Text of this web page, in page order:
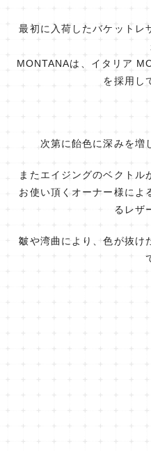
最初に入荷したバケットレ
MONTANAは、イタリア
を採用し
次第に飴色に深みを増
またエイジングのベクトル
お使い頂くオーナー様によ
るレザ
皺や湾曲により、色が抜け